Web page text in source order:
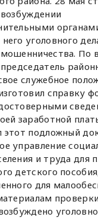
уголовного
По
служебное
справку
заработной
этот подложный
управление
и труда для
детского
для